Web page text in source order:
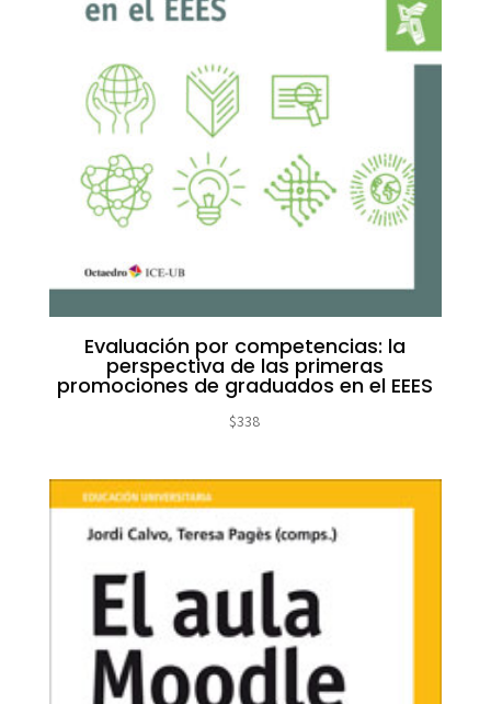
Evaluación por competencias: la
perspectiva de las primeras
promociones de graduados en el EEES
$338